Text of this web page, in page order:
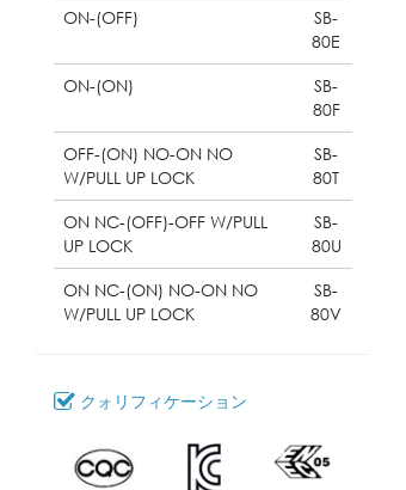
ON-(OFF)
SB-
80E
ON-(ON)
SB-
80F
OFF-(ON) NO-ON NO
W/PULL UP LOCK
SB-
80T
ON NC-(OFF)-OFF W/PULL
UP LOCK
SB-
80U
ON NC-(ON) NO-ON NO
W/PULL UP LOCK
SB-
80V
クォリフィケーション